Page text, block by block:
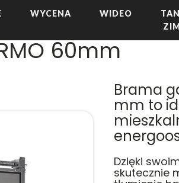
WYCENA WIDEO
60mm
Brama
mm to
Dzięki
skutecznie